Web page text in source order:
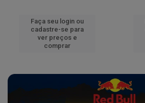
Faça seu login ou
cadastre-se para
ver preços e
comprar